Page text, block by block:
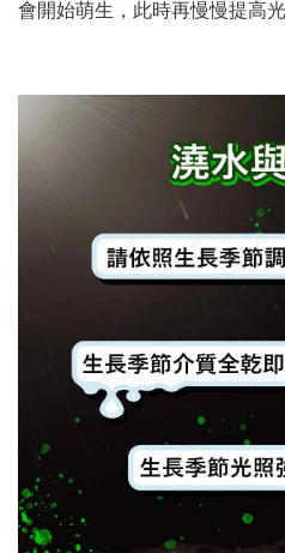
會開始萌生，此時再慢慢提高